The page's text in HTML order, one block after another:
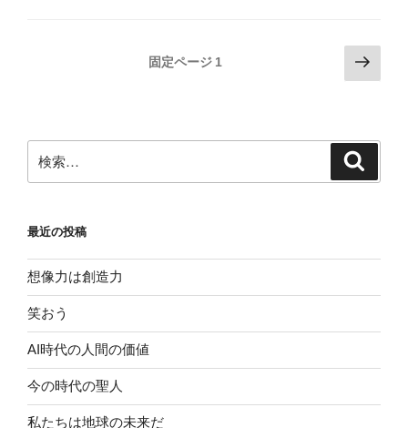
ー
ジ
り
固定ページ 1
次
の
ジ
索:
最近の投稿
想像力は創造力
笑おう
AI時代の人間の価値
今の時代の聖人
私たちは地球の未来だ